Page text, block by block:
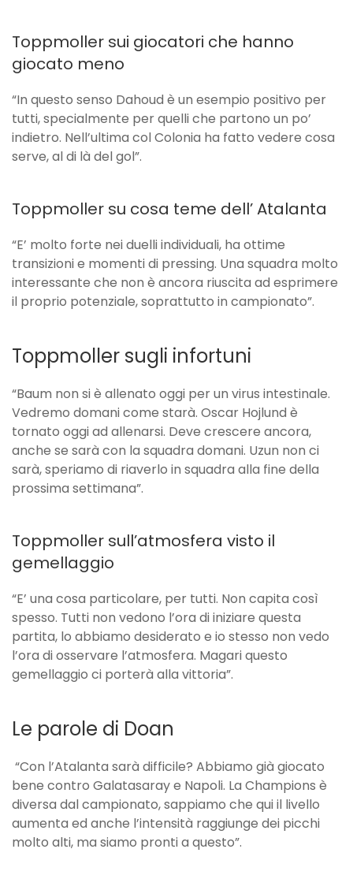
Toppmoller sui giocatori che hanno
giocato meno
“In questo senso Dahoud è un esempio positivo per
tutti, specialmente per quelli che partono un po’
indietro. Nell’ultima col Colonia ha fatto vedere cosa
serve, al di là del gol”.
Toppmoller su cosa teme dell’ Atalanta
“E’ molto forte nei duelli individuali, ha ottime
transizioni e momenti di pressing. Una squadra molto
interessante che non è ancora riuscita ad esprimere
il proprio potenziale, soprattutto in campionato”.
Toppmoller sugli infortuni
“Baum non si è allenato oggi per un virus intestinale.
Vedremo domani come starà. Oscar Hojlund è
tornato oggi ad allenarsi. Deve crescere ancora,
anche se sarà con la squadra domani. Uzun non ci
sarà, speriamo di riaverlo in squadra alla fine della
prossima settimana”.
Toppmoller sull’atmosfera visto il
gemellaggio
“E’ una cosa particolare, per tutti. Non capita così
spesso. Tutti non vedono l’ora di iniziare questa
partita, lo abbiamo desiderato e io stesso non vedo
l’ora di osservare l’atmosfera. Magari questo
gemellaggio ci porterà alla vittoria”.
Le parole di Doan
“Con l’Atalanta sarà difficile? Abbiamo già giocato
bene contro Galatasaray e Napoli. La Champions è
diversa dal campionato, sappiamo che qui il livello
aumenta ed anche l’intensità raggiunge dei picchi
molto alti, ma siamo pronti a questo”.